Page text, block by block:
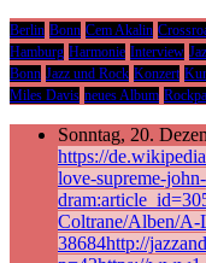
Berlin Bonn Cem Akalin
Hamburg Harmonie Interview
Bonn Jazz und Rock Konzert
Miles Davis neues Album
Sonntag, 20.
https://
love-supreme-
Coltrane/Alben/A-
38684http://